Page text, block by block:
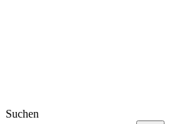
Suchen